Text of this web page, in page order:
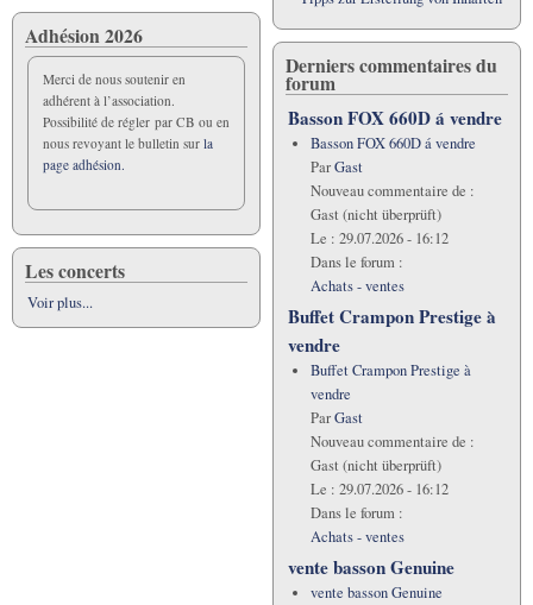
Adhésion 2026
Merci de nous soutenir en
adhérent à l’association.
Possibilité de régler par CB ou en
nous revoyant le bulletin sur la
page adhésion.
Les concerts
Voir plus...
Derniers commentaires du
forum
Basson FOX 660D á vendre
Basson FOX 660D á vendre
ParGast
Nouveau commentaire de :
Gast (nicht überprüft)
Le : 29.07.2026 - 16:12
Dans le forum :
Achats - ventes
Buffet Crampon Prestige à
vendre
Buffet Crampon Prestige à
vendre
ParGast
Nouveau commentaire de :
Gast (nicht überprüft)
Le : 29.07.2026 - 16:12
Dans le forum :
Achats - ventes
vente basson Genuine
vente basson Genuine